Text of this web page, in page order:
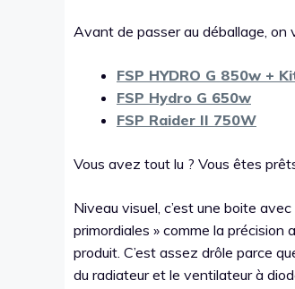
Avant de passer au déballage, on
FSP HYDRO G 850w +
FSP Hydro G 650w
FSP Raider II 750W
Vous avez tout lu ? Vous êtes
Niveau visuel, c’est une boite
primordiales » comme la
produit. C’est assez drôle parce
du radiateur et le ventilateur à